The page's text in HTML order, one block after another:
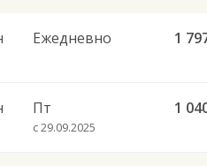
Ежедневно 1
Пт
с 29.09.2025
1